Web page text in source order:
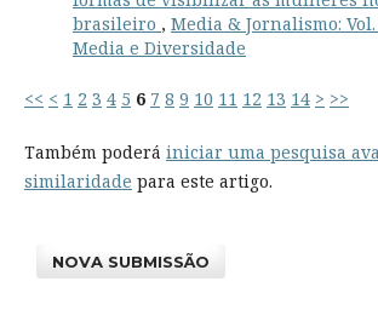
brasileiro , Media & Jornalismo: Vol.
Media e Diversidade
<< < 1 2 3 4 5 6 7 8 9 10 11 12 13 14 > >>
Também poderá iniciar uma pesquisa
similaridade para este artigo.
NOVA SUBMISSÃO